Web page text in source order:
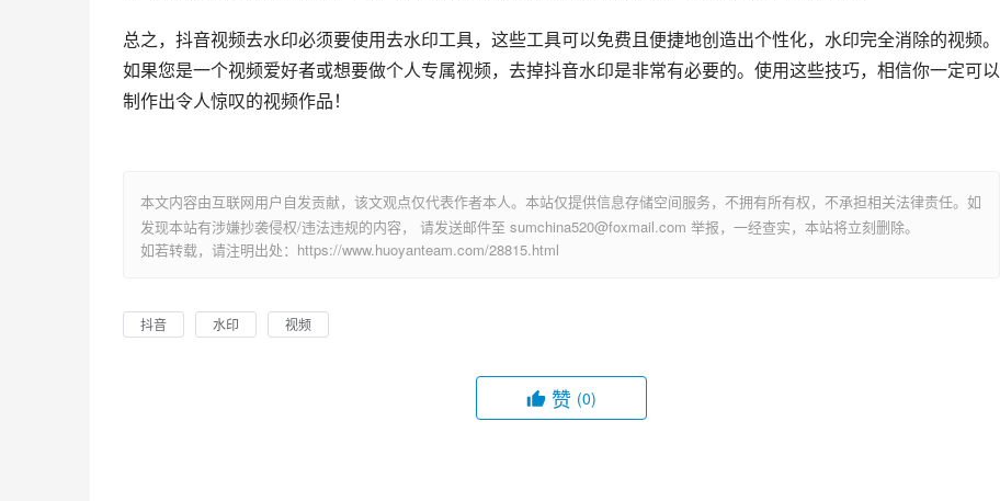
总之，抖音视频去水印必须要使用去水印工具，这些工具可以免费且便捷地创造出个性化，水印完全消除的视频。
如果您是一个视频爱好者或想要做个人专属视频，去掉抖音水印是非常有必要的。使用这些技巧，相信你一定可以
制作出令人惊叹的视频作品！
本文内容由互联网用户自发贡献，该文观点仅代表作者本人。本站仅提供信息存储空间服务，不拥有所有权，不承担相关法律责任。如
发现本站有涉嫌抄袭侵权/违法违规的内容， 请发送邮件至 sumchina520@foxmail.com 举报，一经查实，本站将立刻删除。
如若转载，请注明出处：https://www.huoyanteam.com/28815.html
抖音 水印 视频
赞 (0)